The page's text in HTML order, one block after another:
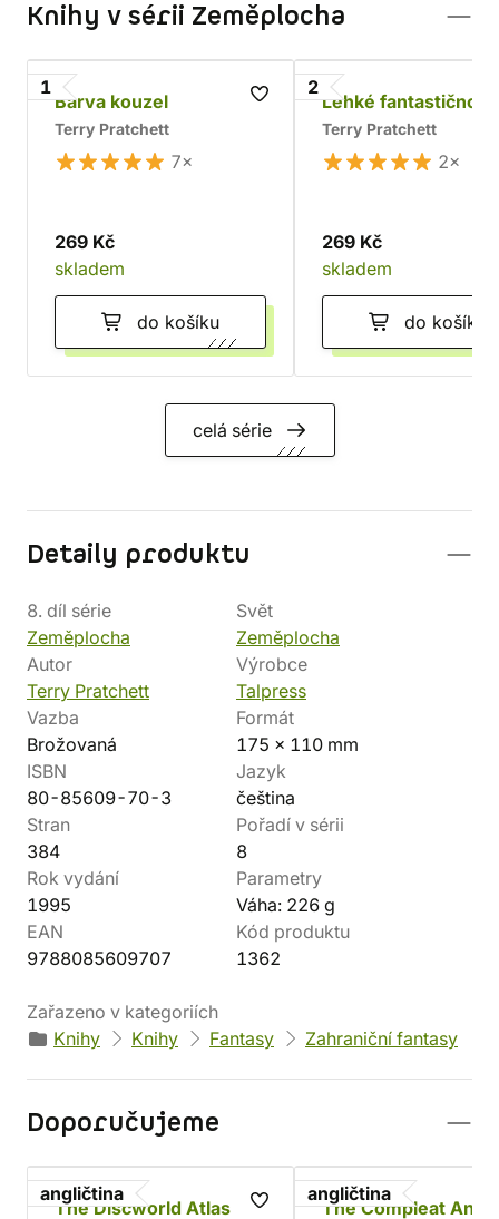
Knihy v sérii Zeměplocha
1
Barva kouzel
Terry Pratchett
7×
269 Kč
skladem
do košíku
2
Lehké fantastično
Terry Pratchett
2×
269 Kč
skladem
do košíku
celá série
Detaily produktu
8. díl série
Zeměplocha
Svět
Zeměplocha
Autor
Terry Pratchett
Výrobce
Talpress
Vazba
Brožovaná
Formát
175 x 110 mm
ISBN
80-85609-70-3
Jazyk
čeština
Stran
384
Pořadí v sérii
8
Rok vydání
1995
Parametry
Váha: 226 g
EAN
9788085609707
Kód produktu
1362
Zařazeno v kategoriích
Knihy
Knihy Fantasy Zahraniční fantasy
Doporučujeme
angličtina
The Discworld Atlas
angličtina
The Compleat